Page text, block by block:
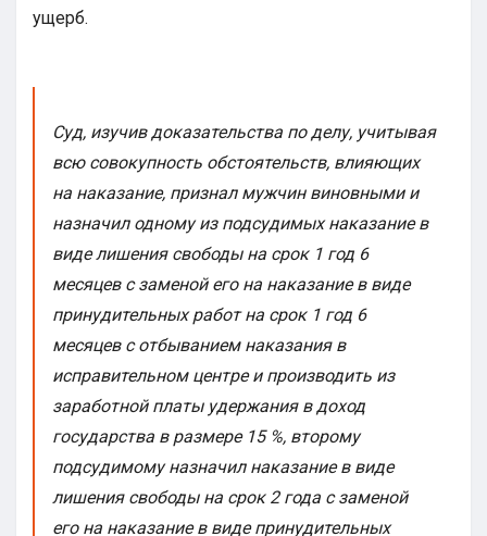
ущерб.
Суд, изучив доказательства по делу, учитывая
всю совокупность обстоятельств, влияющих
на наказание, признал мужчин виновными и
назначил одному из подсудимых наказание в
виде лишения свободы на срок 1 год 6
месяцев с заменой его на наказание в виде
принудительных работ на срок 1 год 6
месяцев с отбыванием наказания в
исправительном центре и производить из
заработной платы удержания в доход
государства в размере 15 %, второму
подсудимому назначил наказание в виде
лишения свободы на срок 2 года с заменой
его на наказание в виде принудительных